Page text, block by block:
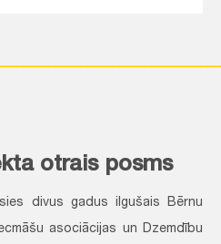
otrais posms
divus gadus ilgušais Bērnu
asociācijas un Dzemdību